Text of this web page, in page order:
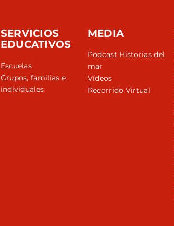
SERVICIOS
EDUCATIVOS
Escuelas
Grupos, familias e
individuales
MEDIA
Podcast Historias del
mar
Vídeos
Recorrido Virtual